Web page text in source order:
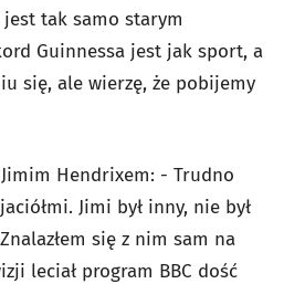
tak samo starym
Guinnessa jest jak sport, a
się, ale wierzę, że pobijemy
Hendrixem: - Trudno
Jimi był inny, nie był
się z nim sam na
leciał program BBC dość